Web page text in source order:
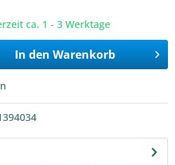
ca. 1 - 3 Werktage
In den Warenkorb